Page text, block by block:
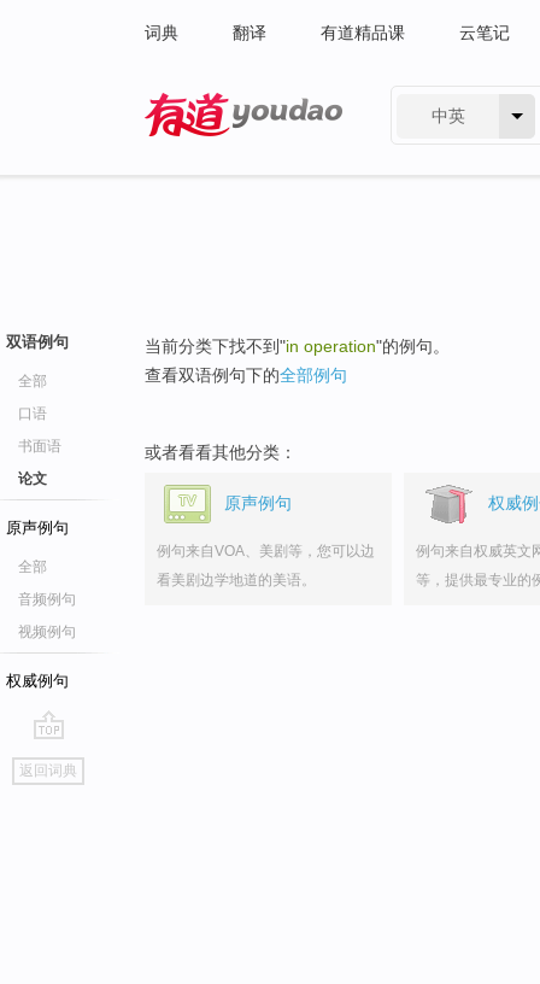
词典 翻译 有道精品课 云笔记
中英
双语例句
全部
口语
书面语
论文
原声例句
全部
音频例句
视频例句
权威例句
go
top
返回词典
当前分类下找不到"in operation"的例句。
查看双语例句下的全部例句
或者看看其他分类：
原声例句
例句来自VOA、美剧等，您可以边
看美剧边学地道的美语。
权威
例句来自权威英文
等，提供最专业的